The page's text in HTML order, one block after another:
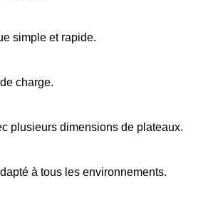
simple et rapide.
charge.
plusieurs dimensions de plateaux.
à tous les environnements.